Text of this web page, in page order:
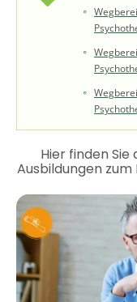
Hier finden
Ausbildungen